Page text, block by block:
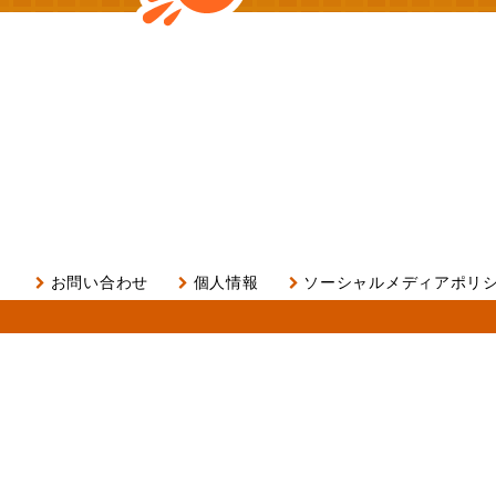
お問い合わせ 個人情報 ソーシャルメディアポリ